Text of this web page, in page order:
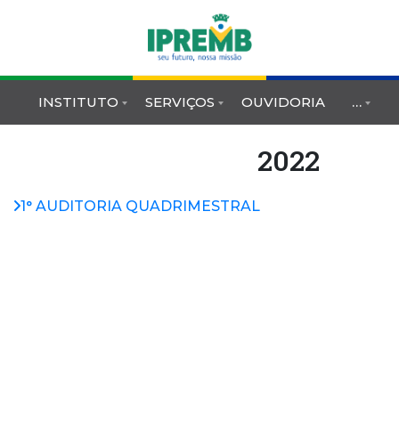
INSTITUTO SERVIÇOS OUVIDORIA …
2022
1° AUDITORIA QUADRIMESTRAL